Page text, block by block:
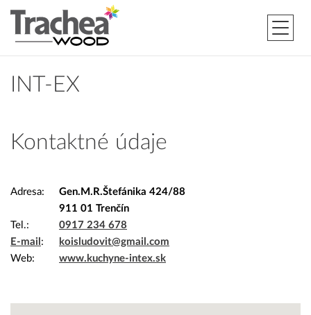
INT-EX
Kontaktné údaje
Adresa
Gen.M.R.Štefánika 424/88
911 01 Trenčín
Tel.
0917 234 678
E-mail
koisludovit@gmail.com
Web
www.kuchyne-intex.sk